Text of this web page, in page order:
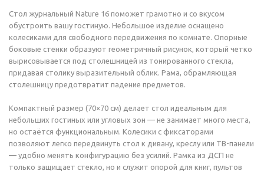
Стол журнальный Nature 16 поможет грамотно и со вкусом
обустроить вашу гостиную. Небольшое изделие оснащено
колесиками для свободного передвижения по комнате. Опорные
боковые стенки образуют геометричный рисунок, который четко
вырисовывается под столешницей из тонированного стекла,
придавая столику выразительный облик. Рама, обрамляющая
столешницу предотвратит падение предметов.
Компактный размер (70×70 см) делает стол идеальным для
небольших гостиных или угловых зон — не занимает много места,
но остаётся функциональным. Колесики с фиксаторами
позволяют легко передвинуть стол к дивану, креслу или ТВ-панели
— удобно менять конфигурацию без усилий. Рамка из ДСП не
только защищает стекло, но и служит опорой для книг, пультов